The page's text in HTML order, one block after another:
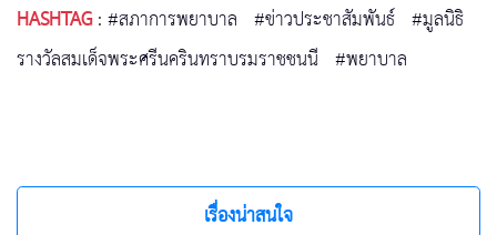
HASHTAG:#สภาการพยาบาล #ข่าวประชาสัมพันธ์ #มูลนิธิ
รางวัลสมเด็จพระศรีนครินทราบรมราชชนนี #พยาบาล
เรื่องน่าสนใจ